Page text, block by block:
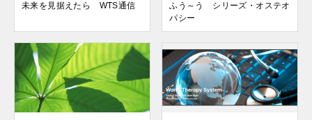
未来を見据えたら WTS通信
ふう～う シリーズ・オステオ
パシー